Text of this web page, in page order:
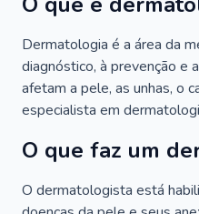
Dermatologia é a área da
diagnóstico, à prevenção e
afetam a pele, as unhas, o
especialista em
O que faz um
O dermatologista está